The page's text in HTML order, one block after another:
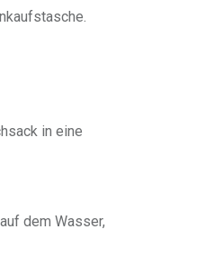
in eine
dem Wasser,